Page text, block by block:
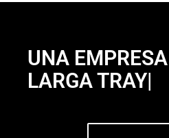
UNA
LARGA